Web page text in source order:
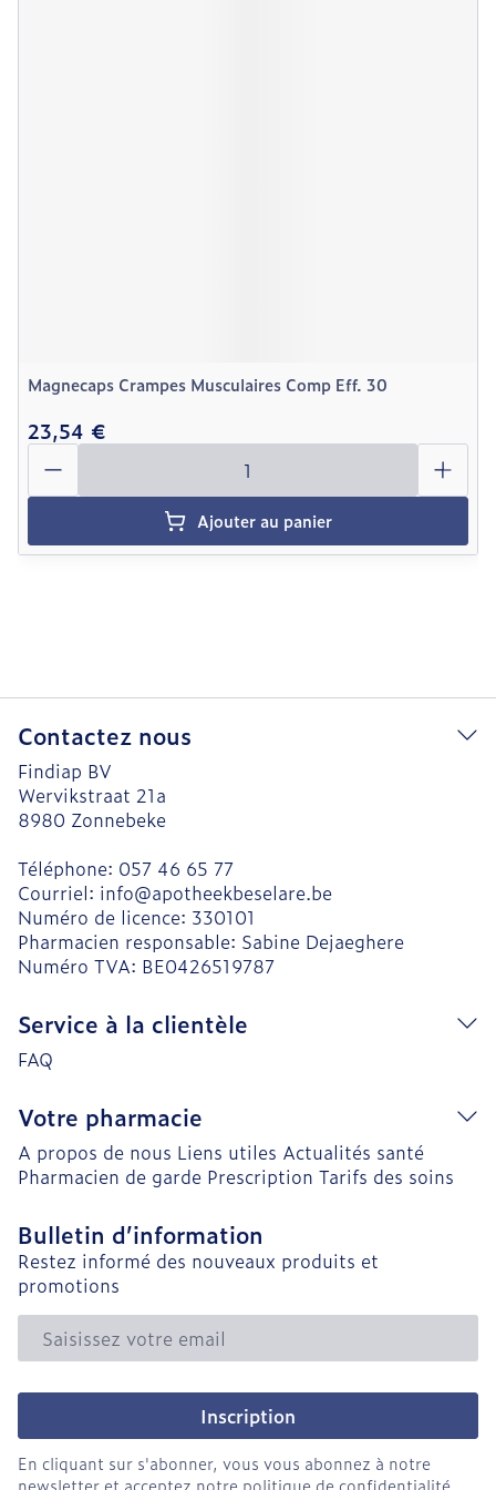
Magnecaps Crampes Musculaires Comp Eff. 30
23,54 €
Quantité
Ajouter au panier
Contactez nous
Findiap BV
Wervikstraat 21a
8980 Zonnebeke
Téléphone: 057 46 65 77
Courriel: info@apotheekbeselare.be
Numéro de licence: 330101
Pharmacien responsable: Sabine Dejaeghere
Numéro TVA: BE0426519787
Service à la clientèle
FAQ
Votre pharmacie
A propos de nous Liens utiles Actualités santé
Pharmacien de garde Prescription Tarifs des soins
Bulletin d’information
Restez informé des nouveaux produits et
promotions
Adresse mail
Inscription
En cliquant sur s'abonner, vous vous abonnez à notre
newsletter et acceptez notre politique de confidentialité